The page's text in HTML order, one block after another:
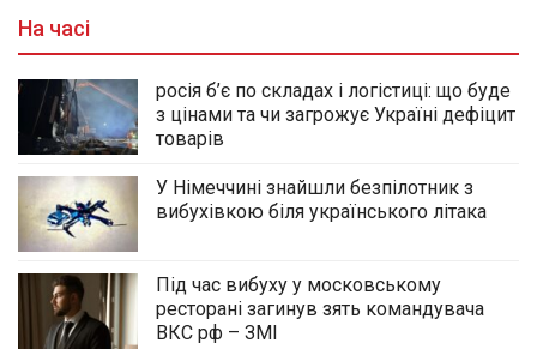
На часі
росія б’є по складах і логістиці: що буде
з цінами та чи загрожує Україні дефіцит
товарів
У Німеччині знайшли безпілотник з
вибухівкою біля українського літака
Під час вибуху у московському
ресторані загинув зять командувача
ВКС рф – ЗМІ